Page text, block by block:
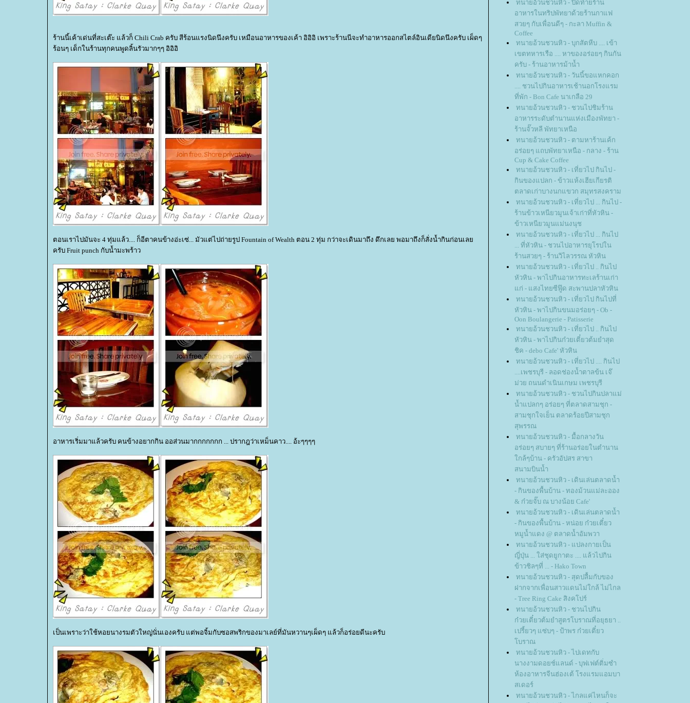
ร้านนี้เค้าเด่นที่สะเต๊ะ แล้วก็ Chili Crab ครับ สีร้อนแรงนิดนึงครับ เหมือนอาหารของเค้า อิอิอิ เพราะร้านนีจะทำอาหารออกสไตล์อินเดียนิดนึงครับ เผ็ดๆ
ร้อนๆ เด็กในร้านทุกคนพูดลิ้นรัวมากๆๆ อิอิอิ
ตอนเราไปมันจะ 4 ทุ่มแล้ว.... ก็อีตาคนข้างอ่ะเซ่... มัวแต่ไปถ่ายรูป Fountain of Wealth ตอน 2 ทุ่ม กว่าจะเดินมาถึง ดึกเลย พอมาถึงก็สั่งน้ำกินก่อนเล
ครับ Fruit punch กับน้ำมะพร้าว
อาหารเริ่มมาแล้วครับ คนข้างอยากกิน ออส่วนมากกกกกกก ... ปรากฎว่าเหม็นคาว.... อ้ะๆๆๆๆ
เป็นเพราะว่าใช้หอยนางรมตัวใหญ่นั่นเองครับ แต่พอจิ้มกับซอสพริกของมาเลย์ที่มันหวานๆเผ็ดๆ แล้วก็อร่อยดีนะครับ
ทนายอ้วนชวนหิว - ปิดท้ายร้าน
อาหารในทริปพัทยาด้วยร้านกาแฟ
สวยๆ กับเพื่อนดีๆ - กะลา Muffin &
Coffee
ทนายอ้วนชวนหิว - บุกสัตหีบ .... เข้า
เขตทหารเรือ .... หาของอร่อยๆ กินกัน
ครับ - ร้านอาหารม้าน้ำ
ทนายอ้วนชวนหิว - วันนี้ขอแหกคอก
.... ชวนไปกินอาหารเช้านอกโรงแรม
ที่พัก - Bon Cafe นาเกลือ 29
ทนายอ้วนชวนหิว - ชวนไปชิมร้าน
อาหารระดับตำนานแห่งเมืองพัทยา -
ร้านจั๊วหลี พัทยาเหนือ
ทนายอ้วนชวนหิว - ตามหาร้านเค้ก
อร่อยๆ แถบพัทยาเหนือ - กลาง - ร้าน
Cup & Cake Coffee
ทนายอ้วนชวนหิว - เที่ยวไป กินไป -
กินของแปลก - ข้าวแห้งเฮียเกียรติ
ตลาดเก่าบางนกแขวก สมุทรสงคราม
ทนายอ้วนชวนหิว - เที่ยวไป ... กินไป -
ร้านข้าวเหนียวมูนเจ้าเก่าที่หัวหิน -
ข้าวเหนียวมูนแม่นงนุช
ทนายอ้วนชวนหิว - เที่ยวไป ... กินไป
... ที่หัวหิน - ชวนไปอาหารยุโรปใน
ร้านสวยๆ - ร้านวิไลวรรณ หัวหิน
ทนายอ้วนชวนหิว - เที่ยวไป .. กินไป
หัวหิน - พาไปกินอาหารทะเลร้านเก่า
ก่ - แสงไทยซีฟู๊ด สะพานปลาหัวหิน
ทนายอ้วนชวนหิว - เที่ยวไป กินไปที่
หัวหิน - พาไปกินขนมอร่อยๆ - Ob -
Oon Boulangerie - Patisserie
ทนายอ้วนชวนหิว - เที่ยวไป .. กินไป
หัวหิน - พาไปกินก๋วยเตี๋ยวต้มยำสุด
ชิค - debo Cafe' หัวหิน
ทนายอ้วนชวนหิว - เที่ยวไป .... กินไป
....เพชรบุรี - ลอดช่องน้ำตาลข้น เจ๊
ม่วย ถนนดำเนินเกษม เพชรบุรี
ทนายอ้วนชวนหิว - ชวนไปกินปลาแม่
น้ำแปลกๆ อร่อยๆ ที่ตลาดสามชุก -
สามชุกใจเย็น ตลาดร้อยปีสามชุก
สุพรรณ
ทนายอ้วนชวนหิว - มื้อกลางวัน
อร่อยๆ สบายๆ ที่ร้านอร่อยในตำนาน
กล้ๆบ้าน - ครัวอัปสร สาขา
สนามบินน้ำ
ทนายอ้วนชวนหิว - เดินเล่นตลาดน้ำ
- กินของพื้นบ้าน - ทองม้วนแม่ละออง
& ก๋วยจั๊บ ณ บางน้อย Cafe'
ทนายอ้วนชวนหิว - เดินเล่นตลาดน้ำ
- กินของพื้นบ้าน - หน่อย ก๋วยเตี๋ยว
หมูน้ำแดง @ ตลาดน้ำอัมพวา
ทนายอ้วนชวนหิว - แปลงกายเป็น
ญี่ปุ่น ... ใส่ชุดยูกาตะ .... แล้วไปกิน
ข้าวชิลๆที่ ... - Hako Town
ทนายอ้วนชวนหิว - สุดปลื้มกับของ
ฝากจากเพื่อนสาวแดนไม่ใกล้ ไม่ไกล
- Tree Ring Cake สิงคโปร์
ทนายอ้วนชวนหิว - ชวนไปกิน
ก๋วยเตี๋ยวต้มยำสูตรโบราณที่อยุธยา ..
เปรี้ยวๆ แซ่บๆ - ป้าพร ก๋วยเตี๋ยว
บราณ
ทนายอ้วนชวนหิว - ไปเดทกับ
นางงามดอยช์แลนด์ - บุฟเฟต์ติ่มซำ
ห้องอาหารจีนฮ่องเต้ โรงแรมแอมบา
สเดอร์
ทนายอ้วนชวนหิว - ไกลแค่ไหนก็จะ